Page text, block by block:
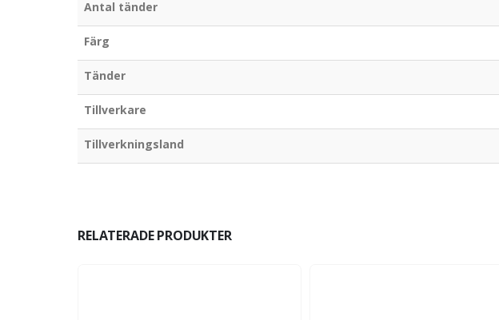
Antal tänder
Färg
Tänder
Tillverkare
Tillverkningsland
RELATERADE PRODUKTER